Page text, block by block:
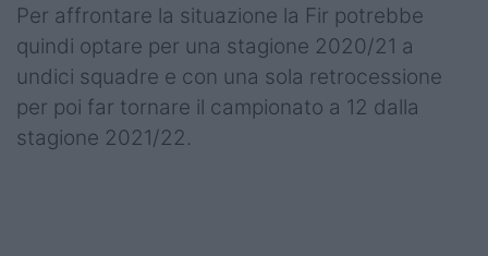
Per affrontare la situazione la Fir potrebbe
quindi optare per una stagione 2020/21 a
undici squadre e con una sola retrocessione
per poi far tornare il campionato a 12 dalla
stagione 2021/22.